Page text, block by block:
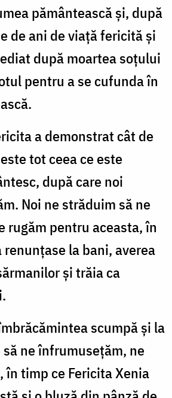
pământească şi, după
de ani de viaţă fericită şi
după moartea soțului
pentru a se cufunda în
a demonstrat cât de
tot ceea ce este
după care noi
Noi ne străduim să ne
rugăm pentru aceasta, în
la bani, averea
și trăia ca
scumpă şi la
să ne înfrumuseţăm, ne
în timp ce Fericita Xenia